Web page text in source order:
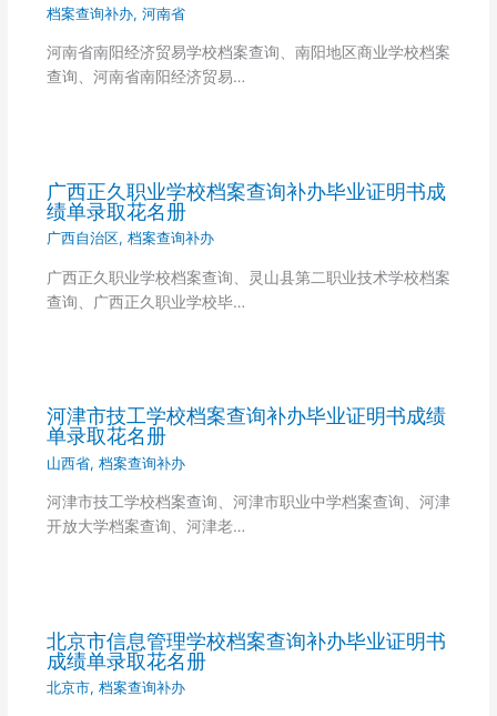
档案查询补办, 河南省
河南省南阳经济贸易学校档案查询、南阳地区商业学校档案
查询、河南省南阳经济贸易…
广西正久职业学校档案查询补办毕业证明书成
绩单录取花名册
广西自治区, 档案查询补办
广西正久职业学校档案查询、灵山县第二职业技术学校档案
查询、广西正久职业学校毕…
河津市技工学校档案查询补办毕业证明书成绩
单录取花名册
山西省, 档案查询补办
河津市技工学校档案查询、河津市职业中学档案查询、河津
开放大学档案查询、河津老…
北京市信息管理学校档案查询补办毕业证明书
成绩单录取花名册
北京市, 档案查询补办